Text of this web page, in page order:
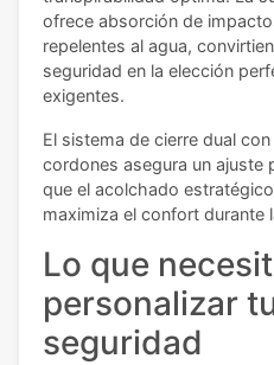
ofrece absorción de
repelentes al agua,
seguridad en la elección
exigentes.
El sistema de cierre dual
cordones asegura un ajuste
que el acolchado
maximiza el confort durante
Lo que
personalizar
seguridad